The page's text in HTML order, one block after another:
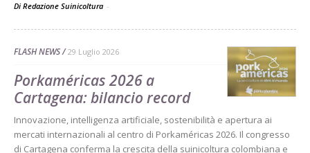
Di Redazione Suinicoltura -
FLASH NEWS 29 Luglio 2026
Porkaméricas 2026 a
Cartagena: bilancio record
Innovazione, intelligenza artificiale, sostenibilità e apertura ai
mercati internazionali al centro di Porkaméricas 2026. Il congresso
di Cartagena conferma la crescita della suinicoltura colombiana e